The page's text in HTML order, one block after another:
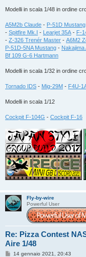
Modelli in scala 1/48 in ordine
A5M2b Claude - P-51D Mustang
- Spitfire Mk.I - Learjet 35A - F-
- Z-326 Trenér Master - A6M2
P-51D-5NA Mustang - Nakajima
Bf 109 G-6 Hartmann
Modelli in scala 1/32 in ordine
Tornado IDS - Mig-29M - F4U-
Modelli in scala 1/12
Cockpit F-104G - Cockpit F-16
Fly-by-wire
Powerful User
Re: Pizza Contest
Aire 1/48
M14 gennaio 2021, 20:43